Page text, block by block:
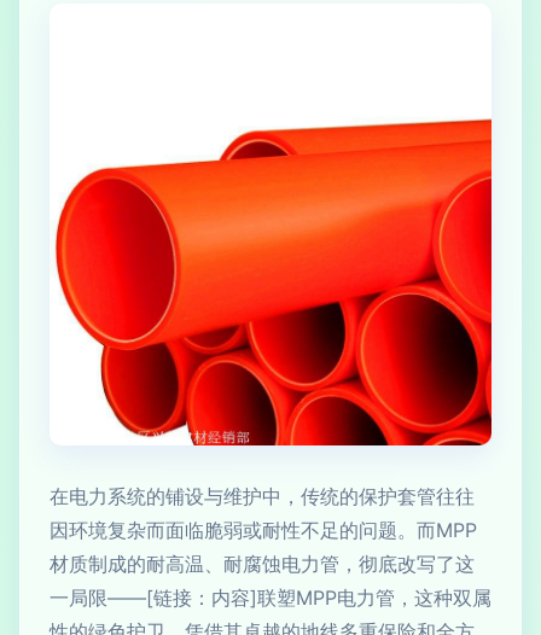
在电力系统的铺设与维护中，传统的保护套管往往
因环境复杂而面临脆弱或耐性不足的问题。而MPP
材质制成的耐高温、耐腐蚀电力管，彻底改写了这
一局限——[链接：内容]联塑MPP电力管，这种双属